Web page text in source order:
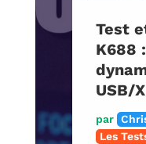
Test
K688
USB/
par
Les